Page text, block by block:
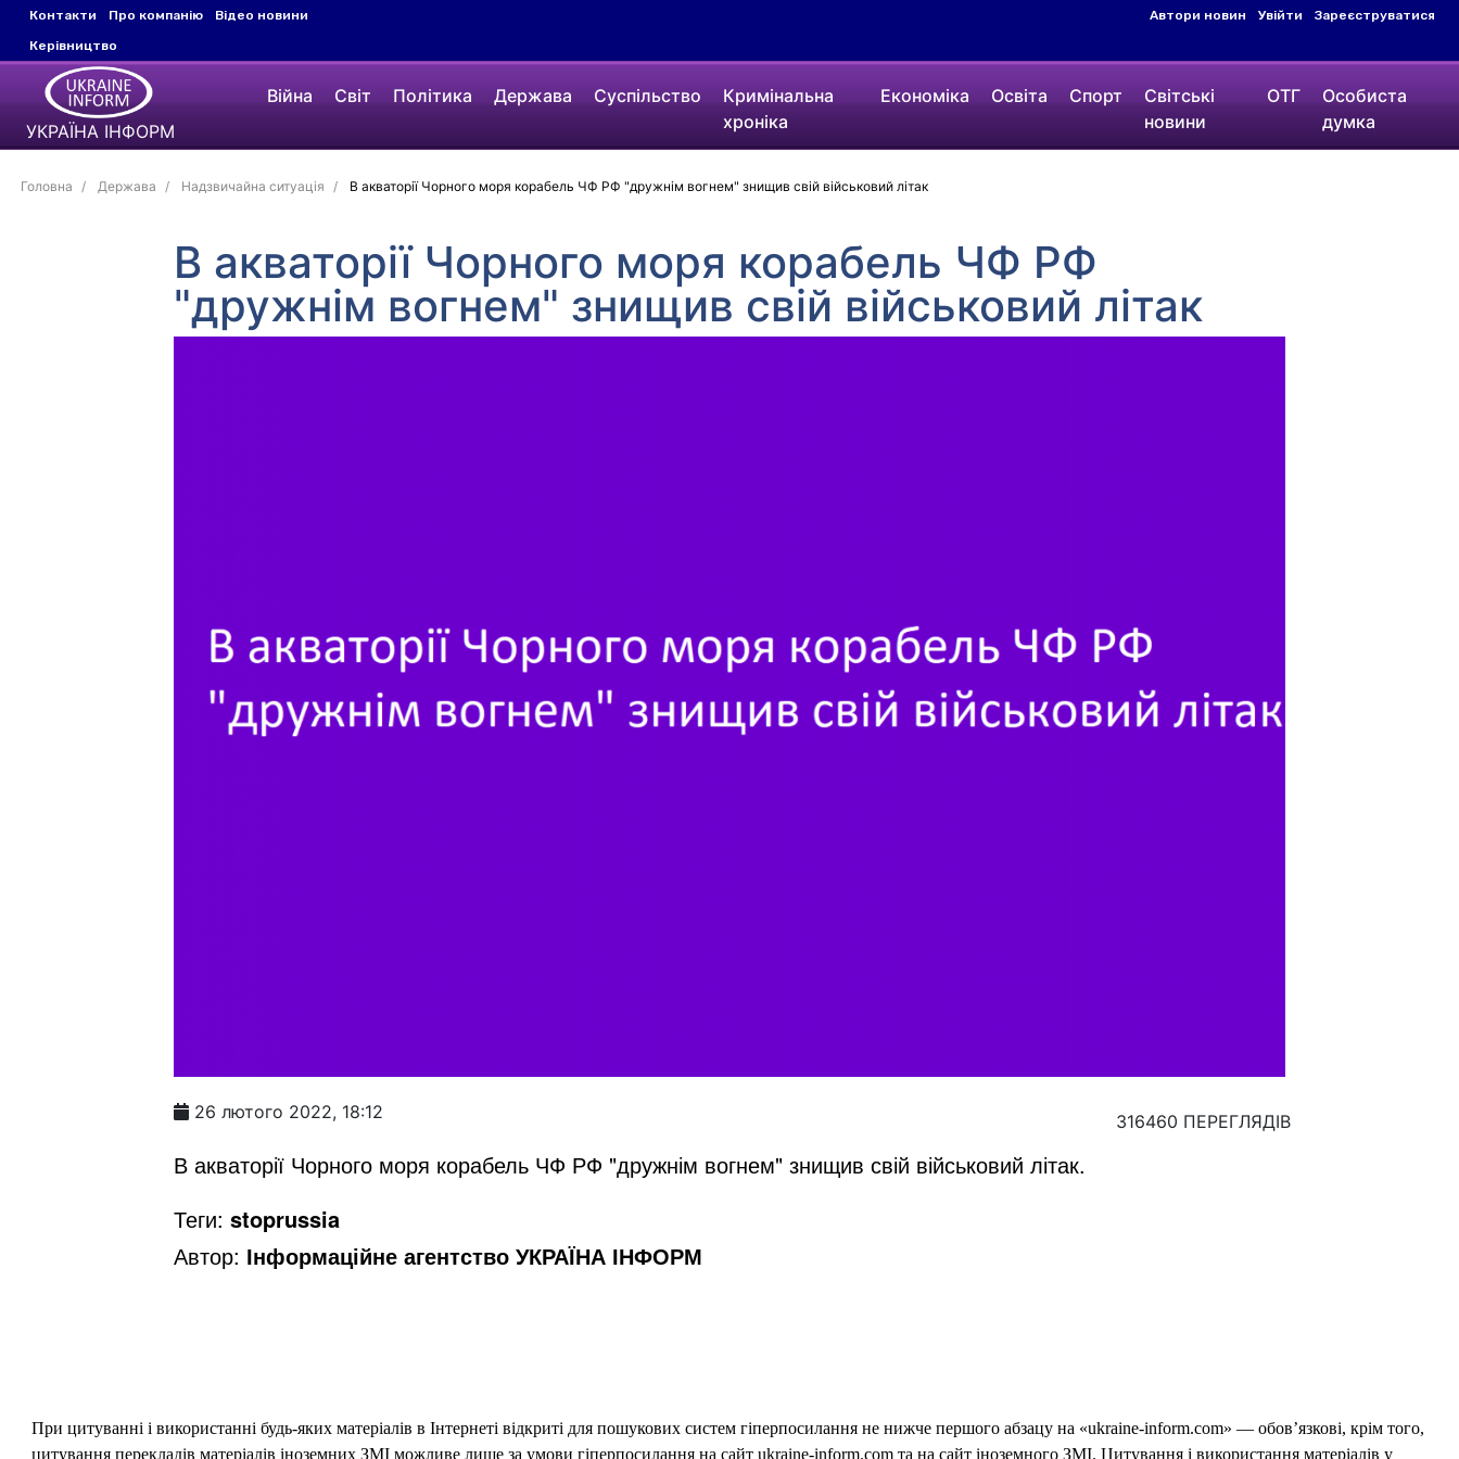
Контакти Про компанію
Відео новини
Керівництво
Автори новин Увійти Зареєструватися
УКРАЇНА ІНФОРМ
Війна Світ Політика Держава Суспільство
Кримінальна
хроніка
Економіка Освіта Спорт
Світські
новини
ОТГ
Особиста
думка
Головна Держава Надзвичайна ситуація В акваторії Чорного моря корабель ЧФ РФ "дружнім вогнем" знищив свій військовий літак
В акваторії Чорного моря корабель ЧФ РФ
"дружнім вогнем" знищив свій військовий літак
26 лютого 2022, 18:12 316460 ПЕРЕГЛЯДІВ
В акваторії Чорного моря корабель ЧФ РФ "дружнім вогнем" знищив свій військовий літак.
Теги: stoprussia
Автор: Інформаційне агентство УКРАЇНА ІНФОРМ
При цитуванні і використанні будь-яких матеріалів в Інтернеті відкриті для пошукових систем гіперпосилання не нижче першого абзацу на «ukraine-inform.com» — обов’язкові, крім того,
цитування перекладів матеріалів іноземних ЗМІ можливе лише за умови гіперпосилання на сайт ukraine-inform.com та на сайт іноземного ЗМІ. Цитування і використання матеріалів у